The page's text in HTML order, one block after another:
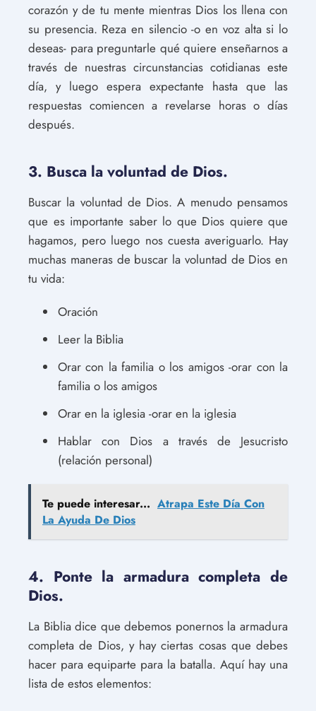
corazón y de tu mente mientras Dios los llena con
su presencia. Reza en silencio -o en voz alta si lo
deseas- para preguntarle qué quiere enseñarnos a
través de nuestras circunstancias cotidianas este
día, y luego espera expectante hasta que las
respuestas comiencen a revelarse horas o días
después.
3. Busca la voluntad de Dios.
Buscar la voluntad de Dios. A menudo pensamos
que es importante saber lo que Dios quiere que
hagamos, pero luego nos cuesta averiguarlo. Hay
muchas maneras de buscar la voluntad de Dios en
tu vida:
Oración
Leer la Biblia
Orar con la familia o los amigos -orar con la
familia o los amigos
Orar en la iglesia -orar en la iglesia
Hablar con Dios a través de Jesucristo
(relación personal)
Te puede interesar... Atrapa Este Día Con
La Ayuda De Dios
4. Ponte la armadura completa de
Dios.
La Biblia dice que debemos ponernos la armadura
completa de Dios, y hay ciertas cosas que debes
hacer para equiparte para la batalla. Aquí hay una
lista de estos elementos: